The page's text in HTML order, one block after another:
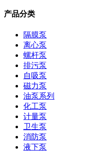
产品分类
隔膜泵
离心泵
螺杆泵
排污泵
自吸泵
磁力泵
油泵系列
化工泵
计量泵
卫生泵
消防泵
液下泵